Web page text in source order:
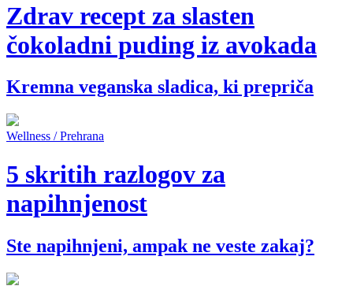
Zdrav recept za slasten
čokoladni puding iz avokada
Kremna veganska sladica, ki prepriča
Wellness / Prehrana
5 skritih razlogov za
napihnjenost
Ste napihnjeni, ampak ne veste zakaj?